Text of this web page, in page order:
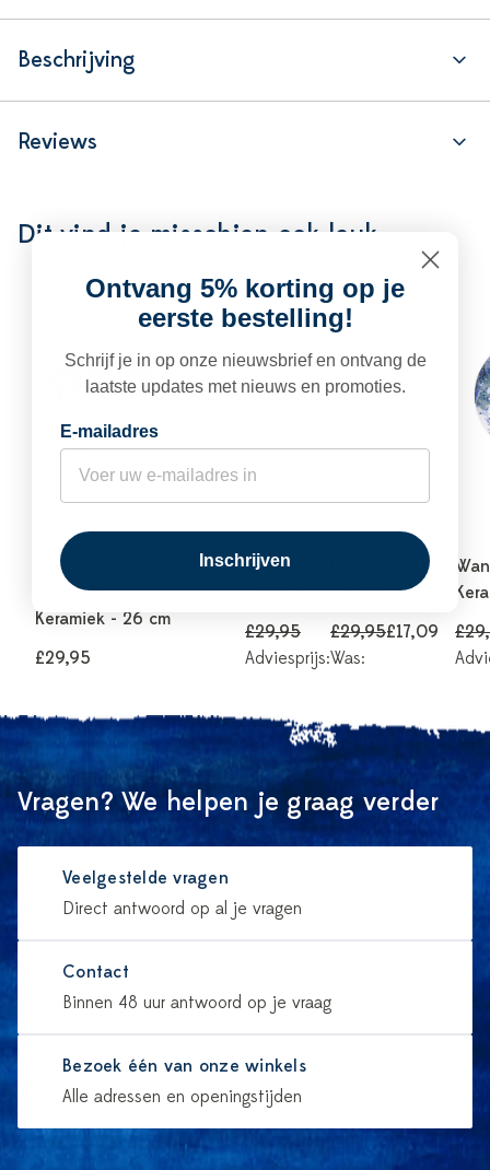
Beschrijving
Reviews
Dit vind je misschien ook leuk
Wandbord
Bosvogels -
Keramiek - 26 cm
£29,95
Wandbord Ella -
Keramiek - 26 cm
£29,95
Adviesprijs:
£29,95
Was:
£17,09
Vragen? We helpen je graag verder
Veelgestelde vragen
Direct antwoord op al je vragen
Contact
Binnen 48 uur antwoord op je vraag
Bezoek één van onze winkels
Alle adressen en openingstijden
Ontvang 5% korting op je
eerste bestelling!
Schrijf je in op onze nieuwsbrief en ontvang de
laatste updates met nieuws en promoties.
E-mailadres
Inschrijven